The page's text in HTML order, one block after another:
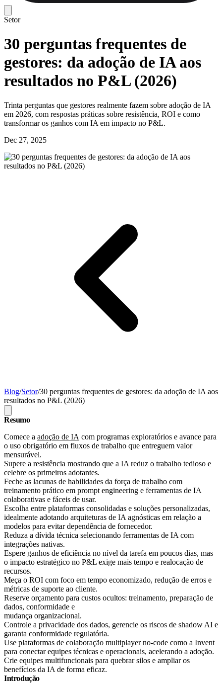
Setor
30 perguntas frequentes de
gestores: da adoção de IA aos
resultados no P&L (2026)
Trinta perguntas que gestores realmente fazem sobre adoção de IA
em 2026, com respostas práticas sobre resistência, ROI e como
transformar os ganhos com IA em impacto no P&L.
Dec 27, 2025
Blog/Setor/30 perguntas frequentes de gestores: da adoção de IA aos
resultados no P&L (2026)
Resumo
Comece a adoção de IA com programas exploratórios e avance para
o uso obrigatório em fluxos de trabalho que entreguem valor
mensurável.
Supere a resistência mostrando que a IA reduz o trabalho tedioso e
celebre os primeiros adotantes.
Feche as lacunas de habilidades da força de trabalho com
treinamento prático em prompt engineering e ferramentas de IA
colaborativas e fáceis de usar.
Escolha entre plataformas consolidadas e soluções personalizadas,
idealmente adotando arquiteturas de IA agnósticas em relação a
modelos para evitar dependência de fornecedor.
Reduza a dívida técnica selecionando ferramentas de IA com
integrações nativas.
Espere ganhos de eficiência no nível da tarefa em poucos dias, mas
o impacto estratégico no P&L exige mais tempo e realocação de
recursos.
Meça o ROI com foco em tempo economizado, redução de erros e
métricas de suporte ao cliente.
Reserve orçamento para custos ocultos: treinamento, preparação de
dados, conformidade e
mudança organizacional.
Controle a privacidade dos dados, gerencie os riscos de shadow AI e
garanta conformidade regulatória.
Use plataformas de colaboração multiplayer no-code como a Invent
para conectar equipes técnicas e operacionais, acelerando a adoção.
Crie equipes multifuncionais para quebrar silos e ampliar os
benefícios da IA de forma eficaz.
Introdução